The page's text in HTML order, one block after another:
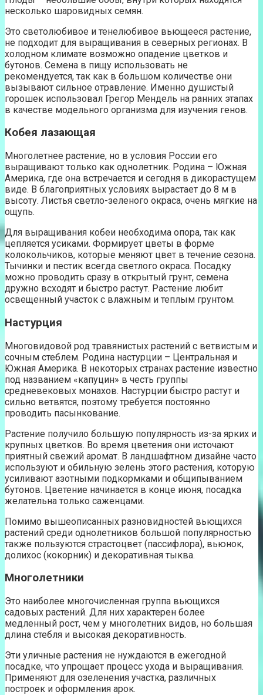
несколько шаровидных семян.
Это светолюбивое и тенелюбивое вьющееся растение,
не подходит для выращивания в северных регионах. В
холодном климате возможно опадение цветков и
бутонов. Семена в пищу использовать не
рекомендуется, так как в большом количестве они
вызывают сильное отравление. Именно душистый
горошек использовал Грегор Мендель на ранних этапах
в качестве модельного организма для изучения генов.
Кобея лазающая
Многолетнее растение, но в условия России его
выращивают только как однолетник. Родина – Южная
Америка, где она встречается и сегодня в дикорастущем
виде. В благоприятных условиях вырастает до 8 м в
высоту. Листья светло-зеленого окраса, очень мягкие на
ощупь.
Для выращивания кобеи необходима опора, так как
цепляется усиками. Формирует цветы в форме
колокольчиков, которые меняют цвет в течение сезона.
Тычинки и пестик всегда светлого окраса. Посадку
можно проводить сразу в открытый грунт, семена
дружно всходят и быстро растут. Растение любит
освещенный участок с влажным и теплым грунтом.
Настурция
Многовидовой род травянистых растений с ветвистым и
сочным стеблем. Родина настурции – Центральная и
Южная Америка. В некоторых странах растение известно
под названием «капуцин» в честь группы
средневековых монахов. Настурции быстро растут и
сильно ветвятся, поэтому требуется постоянно
проводить пасынкование.
Растение получило большую популярность из-за ярких и
крупных цветков. Во время цветения они источают
приятный свежий аромат. В ландшафтном дизайне часто
используют и обильную зелень этого растения, которую
усиливают азотными подкормками и общипыванием
бутонов. Цветение начинается в конце июня, посадка
желательна только саженцами.
Помимо вышеописанных разновидностей вьющихся
растений среди однолетников большой популярностью
также пользуются страстоцвет (пассифлора), вьюнок,
долихос (кокорник) и декоративная тыква.
Многолетники
Это наиболее многочисленная группа вьющихся
садовых растений. Для них характерен более
медленный рост, чем у многолетних видов, но большая
длина стебля и высокая декоративность.
Эти уличные растения не нуждаются в ежегодной
посадке, что упрощает процесс ухода и выращивания.
Применяют для озеленения участка, различных
построек и оформления арок.